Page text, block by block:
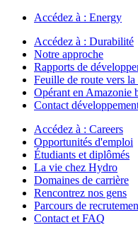
Accédez à : Energy
Accédez à : Durabilité
Notre approche
Rapports de
Feuille de route vers
Opérant en Amazonie
Contact
Accédez à : Careers
Opportunités d'emploi
Étudiants et diplômés
La vie chez Hydro
Domaines de carrière
Rencontrez nos gens
Parcours de
Contact et FAQ